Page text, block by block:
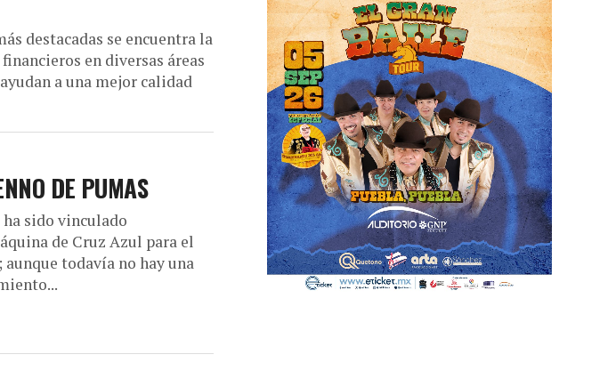
destacadas se encuentra la
en diversas áreas
a una mejor calidad
DE PUMAS
sido vinculado
de Cruz Azul para el
todavía no hay una